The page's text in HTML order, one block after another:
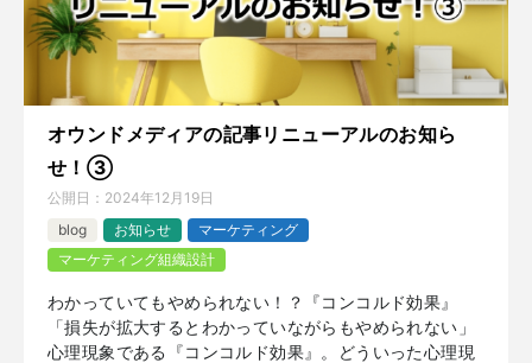
オウンドメディアの記事リニューアルのお知ら
せ！③
公開日： 2024年12月19日
blog
お知らせ
マーケティング
マーケティング組織設計
わかっていてもやめられない！？『コンコルド効果』
「損失が拡大するとわかっていながらもやめられない」
心理現象である『コンコルド効果』。どういった心理現